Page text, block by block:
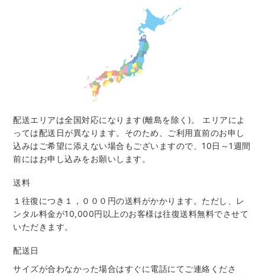
配送エリアは全国対応になります(離島を除く)。 エリアによ
っては配送日が異なります。そのため、ご利用直前のお申し
込みはご希望に添えない場合もございますので、10日～1週間
前にはお申し込みをお願いします。
送料
１往復につき１，０００円の送料がかかります。ただし、レ
ンタル料金が10,000円以上のお客様は往復送料無料でさせて
いただきます。
配送日
サイズが合わなかった場合はすぐに電話にてご連絡くださ